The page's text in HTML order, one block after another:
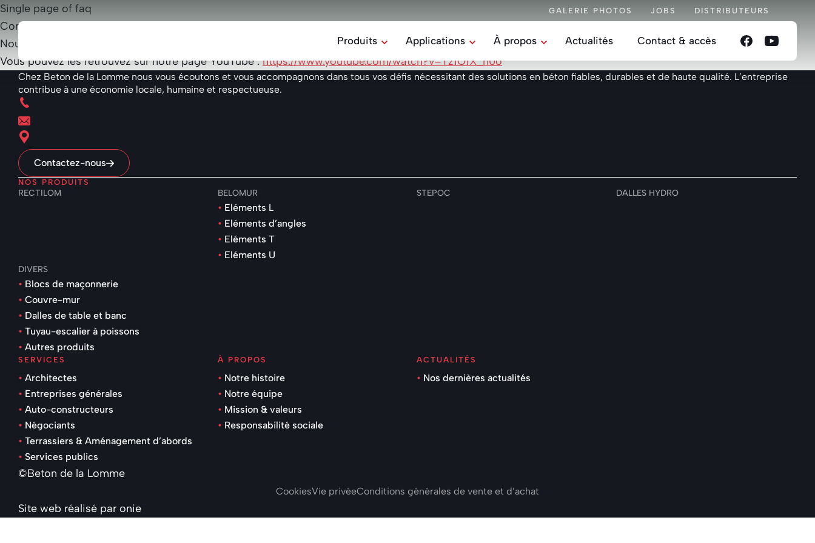
GALERIE PHOTOS JOBS DISTRIBUTEURS
de
la
Lomme
Produits
Tous les produits
Applications
Toutes les applications
À propos
Mission & valeurs
Actualités Contact & accès
Single page of faq
Comment coller les blocs ?
Nous avons créé une vidéo expliquant la méthode d’application de nos blocs à coller.
Vous pouvez les retrouvez sur notre page YouTube :https://www.youtube.com/watch?v=Tz1OfX_rl0o
Chez Beton de la Lomme nous vous écoutons et vous accompagnons dans tous vos défis nécessitant des solutions en béton fiables, durables et de haute qualité. L’entreprise
contribue à une économie locale, humaine et respectueuse.
Contactez-nous
NOS PRODUITS
RECTILOM BELOMUR
Eléments L
Eléments d’angles
Eléments T
Eléments U
STEPOC DALLES HYDRO
DIVERS
Blocs de maçonnerie
Couvre-mur
Dalles de table et banc
Tuyau-escalier à poissons
Autres produits
SERVICES
Architectes
Entreprises générales
Auto-constructeurs
Négociants
Terrassiers & Aménagement d’abords
Services publics
À PROPOS
Notre histoire
Notre équipe
Mission & valeurs
Responsabilité sociale
ACTUALITÉS
Nos dernières actualités
©Beton de la Lomme
CookiesVie privéeConditions générales de vente et d’achat
Site web réalisé par onie